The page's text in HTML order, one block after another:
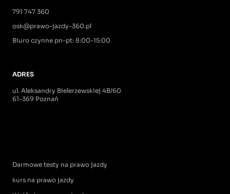
791 747 360
osk@prawo-jazdy-360.pl
Biuro czynne pn-pt: 8:00-15:00
ADRES
ul. Aleksandry Bielerzewskiej 4B/60
61-369 Poznań
Darmowe testy na prawo jazdy
kurs na prawo jazdy